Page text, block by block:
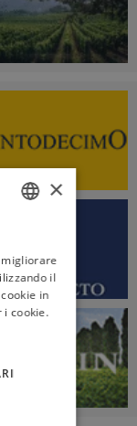
ENGLISH
×
il
in
i cookie.